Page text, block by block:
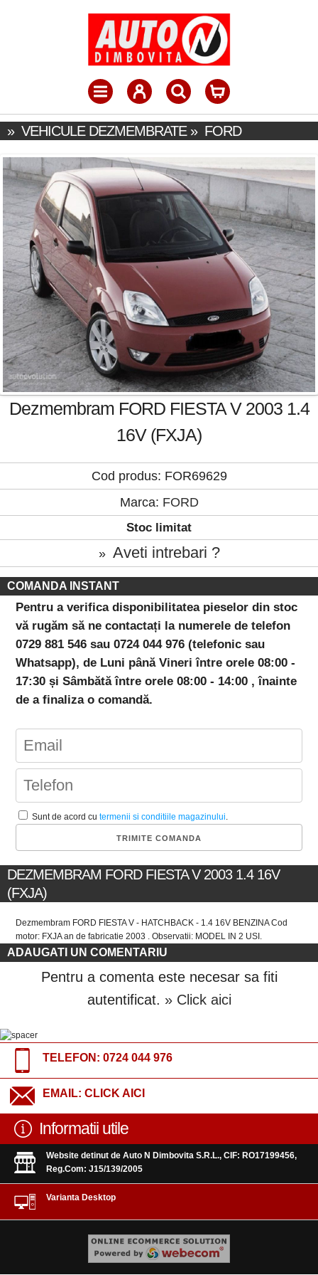
» VEHICULE DEZMEMBRATE» FORD
Dezmembram FORD FIESTA V 2003 1.4
16V (FXJA)
Cod produs: FOR69629
Marca: FORD
Stoc limitat
» Aveti intrebari ?
COMANDA INSTANT
Pentru a verifica disponibilitatea pieselor din stoc
vă rugăm să ne contactați la numerele de telefon
0729 881 546 sau 0724 044 976 (telefonic sau
Whatsapp), de Luni până Vineri între orele 08:00 -
17:30 și Sâmbătă între orele 08:00 - 14:00 , înainte
de a finaliza o comandă.
Sunt de acord cutermenii si conditiile magazinului.
DEZMEMBRAM FORD FIESTA V 2003 1.4 16V
(FXJA)
Dezmembram FORD FIESTA V - HATCHBACK - 1.4 16V BENZINA Cod
motor: FXJA an de fabricatie 2003 . Observatii: MODEL IN 2 USI.
ADAUGATI UN COMENTARIU
Pentru a comenta este necesar sa fiti
autentificat. » Click aici
TELEFON: 0724 044 976
EMAIL: CLICK AICI
Informatii utile
Website detinut de Auto N Dimbovita S.R.L., CIF: RO17199456,
Reg.Com: J15/139/2005
Varianta Desktop